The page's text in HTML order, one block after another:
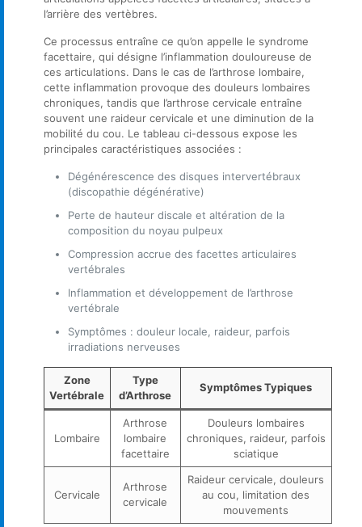
l’arrière des vertèbres.
Ce processus entraîne ce qu’on appelle le syndrome
facettaire, qui désigne l’inflammation douloureuse de
ces articulations. Dans le cas de l’arthrose lombaire,
cette inflammation provoque des douleurs lombaires
chroniques, tandis que l’arthrose cervicale entraîne
souvent une raideur cervicale et une diminution de la
mobilité du cou. Le tableau ci-dessous expose les
principales caractéristiques associées :
Dégénérescence des disques intervertébraux
(discopathie dégénérative)
Perte de hauteur discale et altération de la
composition du noyau pulpeux
Compression accrue des facettes articulaires
vertébrales
Inflammation et développement de l’arthrose
vertébrale
Symptômes : douleur locale, raideur, parfois
irradiations nerveuses
Zone
Vertébrale
Type
d’Arthrose
Symptômes Typiques
Lombaire
Arthrose
lombaire
facettaire
Douleurs lombaires
chroniques, raideur, parfois
sciatique
Cervicale
Arthrose
cervicale
Raideur cervicale, douleurs
au cou, limitation des
mouvements